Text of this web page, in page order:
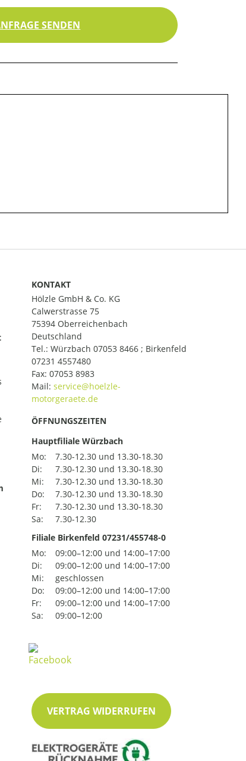
SENDEN
KONTAKT
Hölzle GmbH & Co. KG
Calwerstrasse 75
75394 Oberreichenbach
Deutschland
Tel.: Würzbach 07053 8466 ; Birkenfeld
07231 4557480
Fax: 07053 8983
Mail:
ÖFFNUNGSZEITEN
Hauptfiliale Würzbach
Mo:
7.30-12.30 und 13.30-18.30
Di:
7.30-12.30 und 13.30-18.30
Mi:
7.30-12.30 und 13.30-18.30
Do:
7.30-12.30 und 13.30-18.30
Fr:
7.30-12.30 und 13.30-18.30
Sa:
7.30-12.30
Filiale Birkenfeld 07231/455748-0
Mo:
09:00–12:00 und 14:00–17:00
Di:
09:00–12:00 und 14:00–17:00
Mi:
geschlossen
Do:
09:00–12:00 und 14:00–17:00
Fr:
09:00–12:00 und 14:00–17:00
Sa:
09:00–12:00
VERTRAG WIDERRUFEN